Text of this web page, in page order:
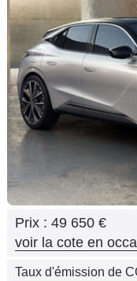
Utilitaires
Flottes
Auto
Services
Forum
Moto
Marques
Prix : 49 650 €
voir la cote en
Taux d'émission de